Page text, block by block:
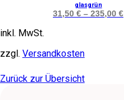
mehrere
auf.
Optionen
können
glasgrün
31,50 € – 235,00 €
inkl. MwSt.
zzgl. Versandkosten
Zurück zur Übersicht